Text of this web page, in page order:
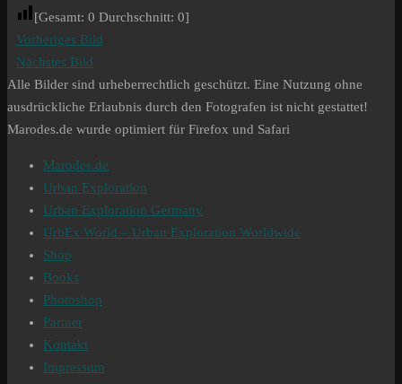
[Gesamt: 0 Durchschnitt: 0]
Vorheriges Bild
Nächstes Bild
Alle Bilder sind urheberrechtlich geschützt. Eine Nutzung ohne
ausdrückliche Erlaubnis durch den Fotografen ist nicht gestattet!
Marodes.de wurde optimiert für Firefox und Safari
Marodes.de
Urban Exploration
Urban Exploration Germany
UrbEx World – Urban Exploration Worldwide
Shop
Books
Photoshop
Partner
Kontakt
Impressum